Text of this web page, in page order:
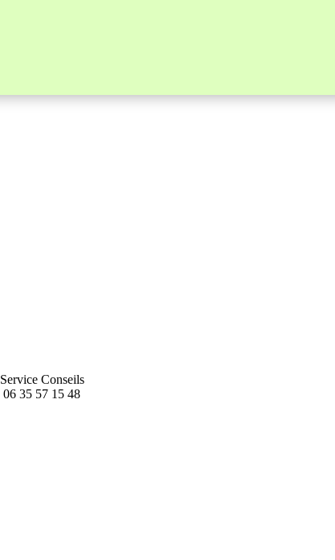
Service Conseils
06 35 57 15 48